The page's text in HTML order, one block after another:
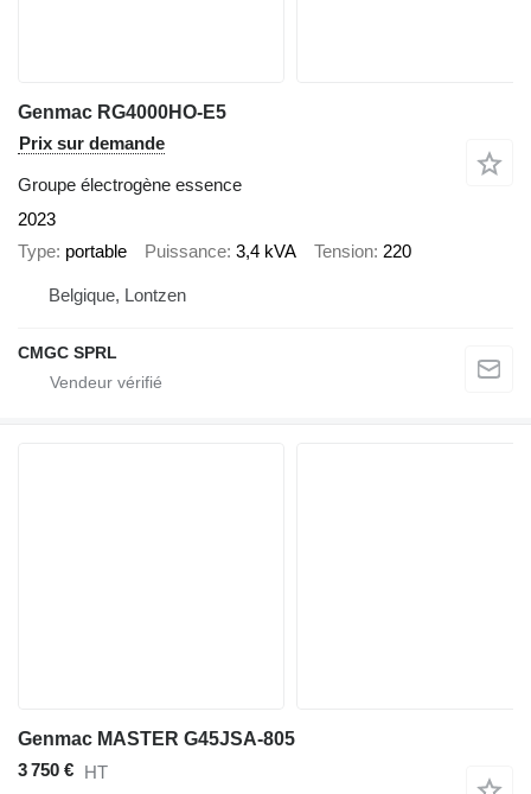
Genmac RG4000HO-E5
Prix sur demande
Groupe électrogène essence
2023
Type portable Puissance 3,4 kVA Tension 220
Belgique, Lontzen
CMGC SPRL
Genmac MASTER G45JSA-805
3 750 € HT